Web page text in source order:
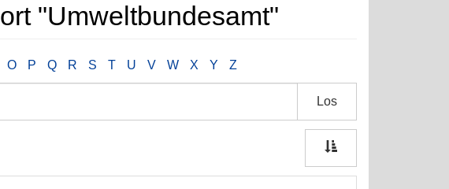
"Umweltbundesamt"
O P Q R S T U V W X Y Z
Los